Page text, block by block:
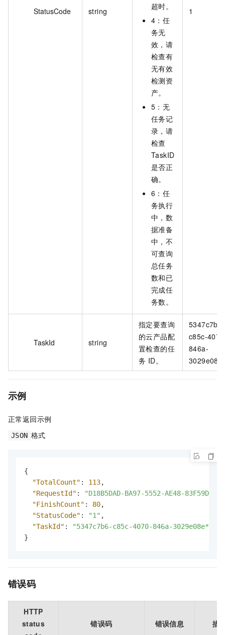
StatusCode string
超时。
4：任
务无
效，请
检查有
无有效
检测资
产。
5：无
任务记
录，请
检查
TaskID
是否正
确。
6：任
务执行
中，数
据准备
中，不
可查询
总任务
数和已
完成任
务数。
1
TaskId string
指定要查询
的云产品配
置检查的任
务 ID。
5347c7b6-
c85c-
846a-
示例
正常返回示例
JSON 格式
{
"TotalCount" : 113,
"RequestId" :
"D18B5DAD-BA97-5552-AE48-
"FinishCount" : 80,
"StatusCode" : "1" ,
"TaskId" :
"5347c7b6-c85c-4070-846a-
}
错误码
HTTP
status
错误码 错误信息 描